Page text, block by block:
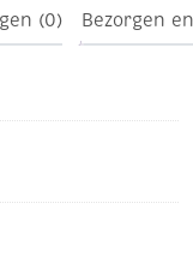
(0) Bezorgen